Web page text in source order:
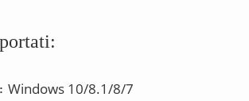
Windows 10/8.1/8/7